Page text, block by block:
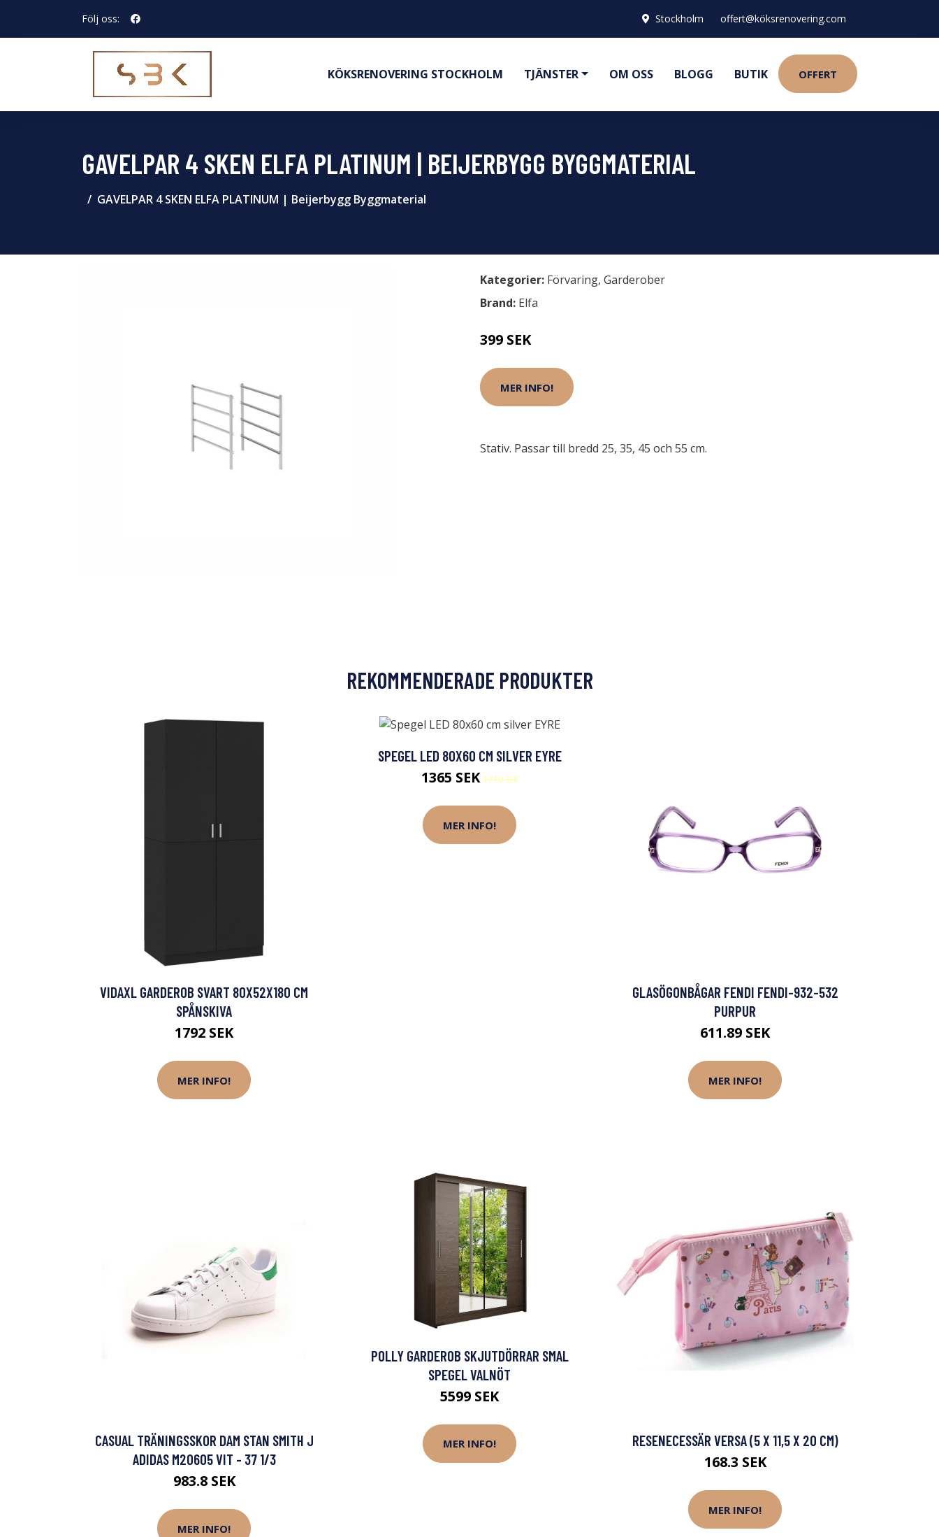
Följ oss: Stockholm offert@köksrenovering.com
KÖKSRENOVERING STOCKHOLM TJÄNSTER OM OSS BLOGG BUTIK OFFERT
GAVELPAR 4 SKEN ELFA PLATINUM | BEIJERBYGG BYGGMATERIAL
GAVELPAR 4 SKEN ELFA PLATINUM | Beijerbygg Byggmaterial
Kategorier: Förvaring, Garderober
Brand: Elfa
399 SEK
MER INFO!
Stativ. Passar till bredd 25, 35, 45 och 55 cm.
REKOMMENDERADE PRODUKTER
VIDAXL GARDEROB SVART 80X52X180 CM
SPÅNSKIVA
1792 SEK
MER INFO!
SPEGEL LED 80X60 CM SILVER EYRE
1365 SEK1710 SEK
MER INFO!
GLASÖGONBÅGAR FENDI FENDI-932-532
PURPUR
611.89 SEK
MER INFO!
CASUAL TRÄNINGSSKOR DAM STAN SMITH J
ADIDAS M20605 VIT - 37 1/3
983.8 SEK
MER INFO!
POLLY GARDEROB SKJUTDÖRRAR SMAL
SPEGEL VALNÖT
5599 SEK
MER INFO! RESENECESSÄR VERSA (5 X 11,5 X 20 CM)
168.3 SEK
MER INFO!